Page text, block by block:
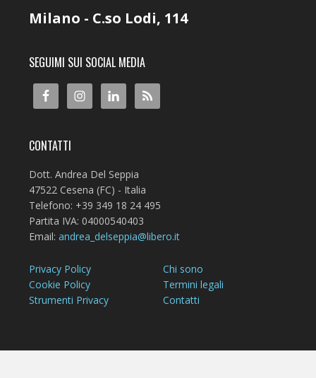
Milano - C.so Lodi, 114
SEGUIMI SUI SOCIAL MEDIA
CONTATTI
Dott. Andrea Del Seppia
47522 Cesena (FC) - Italia
Telefono: +39 349 18 24 495
Partita IVA: 04000540403
Email: andrea_delseppia@libero.it
Privacy Policy
Cookie Policy
Strumenti Privacy
Chi sono
Termini legali
Contatti